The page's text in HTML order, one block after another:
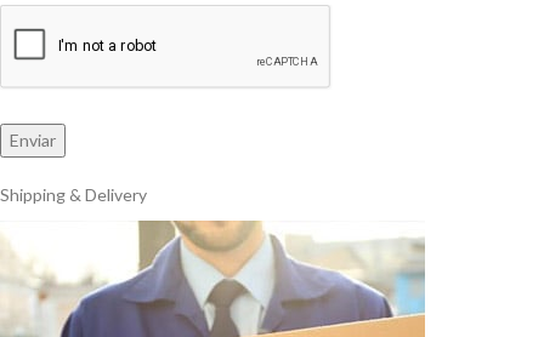
Shipping & Delivery